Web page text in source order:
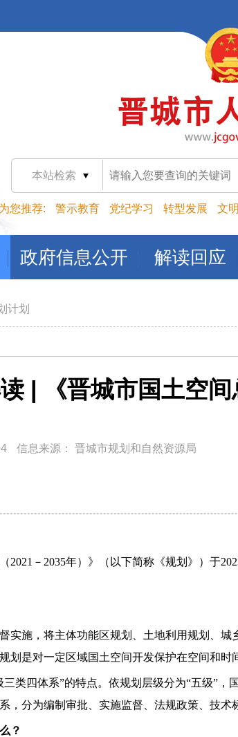
本站检索
为您推荐: 警示教育 党纪学习 转型发展 文
政府信息公开 解读回应
计划
| 《晋城市国土空
信息来源： 晋城市规划和自然资源局
2021－2035年）》（以下简称《规划》）于
实施，将主体功能区规划、土地利用规划、
划是对一定区域国土空间开发保护在空间和时
类四体系”的特点。依规划层级分为“五级”
，分为编制审批、实施监督、法规政策、技术
？